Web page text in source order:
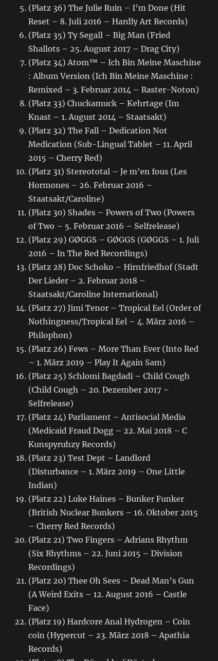
(Platz 36) The Julie Ruin – I’m Done (Hit
Reset – 8. Juli 2016 – Hardly Art Records)
(Platz 35) Ty Segall – Big Man (Fried
Shallots – 25. August 2017 – Drag City)
(Platz 34) Atom™ – Ich Bin Meine Maschine
: Album Version (Ich Bin Meine Maschine :
Remixed – 3. Februar 2014 – Raster-Noton)
(Platz 33) Chuckamuck – Kehrtage (Im
Knast – 1. August 2014 – Staatsakt)
(Platz 32) The Fall – Dedication Not
Medication (Sub-Lingual Tablet – 11. April
2015 – Cherry Red)
(Platz 31) Stereototal – Je m’en fous (Les
Hormones – 26. Februar 2016 –
Staatsakt/Caroline)
(Platz 30) Shades – Powers of Two (Powers
of Two – 5. Februar 2016 – Selfrelease)
(Platz 29) GØGGS – GØGGS (GØGGS – 1. Juli
2016 – In The Red Recordings)
(Platz 28) Doc Schoko – Hirnfriedhof (Stadt
Der Lieder – 2. Februar 2018 –
Staatsakt/Caroline International)
(Platz 27) Jimi Tenor – Tropical Eel (Order of
Nothingness/Tropical Eel – 4. März 2016 –
Philophon)
(Platz 26) Fews – More Than Ever (Into Red
– 1. März 2019 – Play It Again Sam)
(Platz 25) Schlomi Bagdadi – Child Cough
(Child Cough – 20. Dezember 2017 –
Selfrelease)
(Platz 24) Parliament – Antisocial Media
(Medicaid Fraud Dogg – 22. Mai 2018 – C
Kunspyruhzy Records)
(Platz 23) Test Dept – Landlord
(Disturbance – 1. März 2019 – One Little
Indian)
(Platz 22) Luke Haines – Bunker Funker
(British Nuclear Bunkers – 16. Oktober 2015
– Cherry Red Records)
(Platz 21) Two Fingers – Adrians Rhythm
(Six Rhythms – 22. Juni 2015 – Division
Recordings)
(Platz 20) Thee Oh Sees – Dead Man’s Gun
(A Weird Exits – 12. August 2016 – Castle
Face)
(Platz 19) Hardcore Anal Hydrogen – Coin
coin (Hypercut – 23. März 2018 – Apathia
Records)